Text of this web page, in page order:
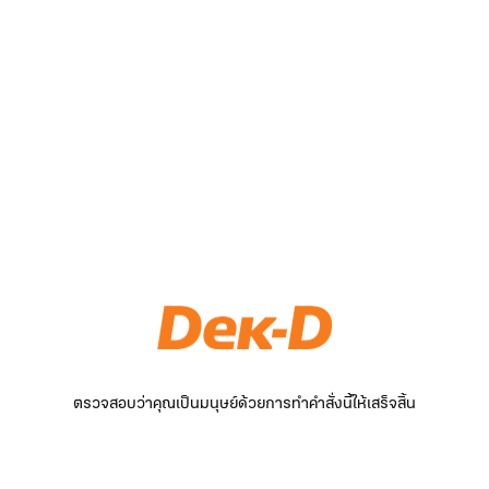
ตรวจสอบว่าคุณเป็นมนุษย์ด้วยการทำคำสั่งนี้ให้เสร็จสิ้น